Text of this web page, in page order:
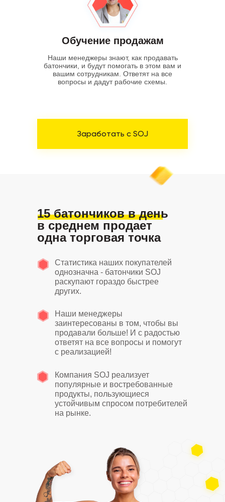
Заработать с SOJ
Обучение продажам
Наши менеджеры знают, как продавать
батончики, и будут помогать в этом вам и
вашим сотрудникам. Ответят на все
вопросы и дадут рабочие схемы.
15 батончиков в день
в среднем продает
одна торговая точка
Статистика наших покупателей
однозначна - батончики SOJ
раскупают гораздо быстрее
других.
Наши менеджеры
заинтересованы в том, чтобы вы
продавали больше! И с радостью
ответят на все вопросы и помогут
с реализацией!
Компания SOJ реализует
популярные и востребованные
продукты, пользующиеся
устойчивым спросом потребителей
на рынке.